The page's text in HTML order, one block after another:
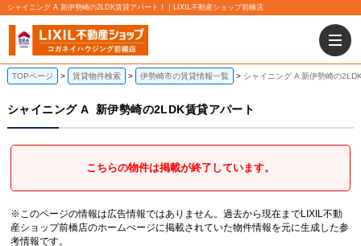
シャイニング A 新伊勢崎の2LDK賃貸アパート！｜LIXIL不動産ショップ前橋店
TOPページ 賃貸物件検索 伊勢崎市の賃貸情報一覧 シャイニング A 新伊勢崎の
シャイニング A 新伊勢崎の2LDK賃貸アパート
こちらの物件は掲載が終了しています。
※このページの情報は広告情報ではありません。過去から現在までLIXIL不動
産ショップ前橋店のホームぺージに掲載されていた物件情報を元に生成した参
考情報です。